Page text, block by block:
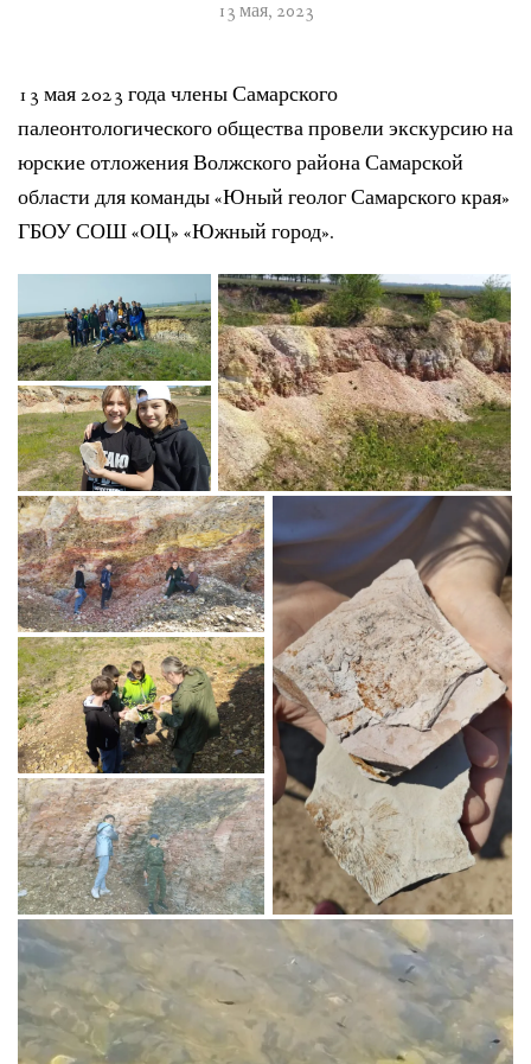
13 мая, 2023
13 мая 2023 года члены Самарского
палеонтологического общества провели экскурсию на
юрские отложения Волжского района Самарской
области для команды «Юный геолог Самарского края»
ГБОУ СОШ «ОЦ» «Южный город».